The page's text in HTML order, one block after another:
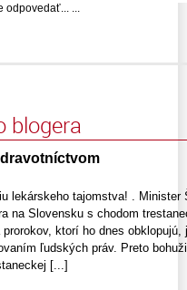
...
blogera
lekárskeho tajomstva! .
na Slovensku s chodom
ktorí ho dnes
ľudských práv. Preto
[...]